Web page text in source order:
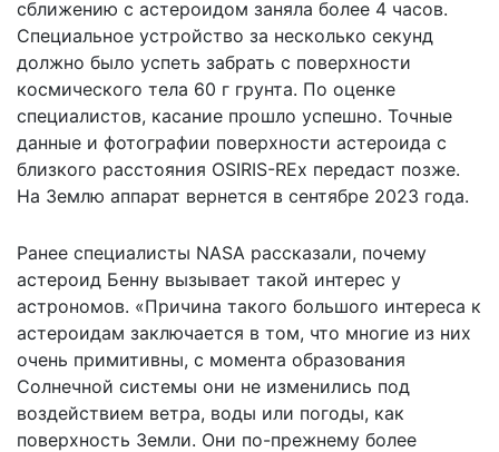
сближению с астероидом заняла более 4 часов.
Специальное устройство за несколько секунд
должно было успеть забрать с поверхности
космического тела 60 г грунта. По оценке
специалистов, касание прошло успешно. Точные
данные и фотографии поверхности астероида с
близкого расстояния OSIRIS-REx передаст позже.
На Землю аппарат вернется в сентябре 2023 года.
Ранее специалисты NASA рассказали, почему
астероид Бенну вызывает такой интерес у
астрономов. «Причина такого большого интереса к
астероидам заключается в том, что многие из них
очень примитивны, с момента образования
Солнечной системы они не изменились под
воздействием ветра, воды или погоды, как
поверхность Земли. Они по-прежнему более